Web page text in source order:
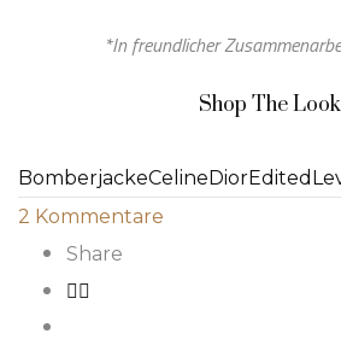
*In freundlicher
Shop The Look
BomberjackeCelineDiorEdited
2 Kommentare
Share